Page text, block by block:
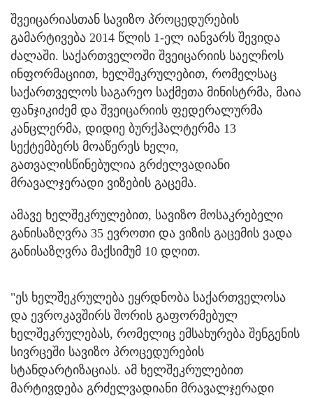
შვეიცარიასთან სავიზო პროცედურების
გამარტივება 2014 წლის 1-ელ იანვარს შევიდა
ძალაში. საქართველოში შვეიცარიის საელჩოს
ინფორმაციით, ხელშეკრულებით, რომელსაც
საქართველოს საგარეო საქმეთა მინისტრმა, მაია
ფანჯიკიძემ და შვეიცარიის ფედერალურმა
კანცლერმა, დიდიე ბურქჰალტერმა 13
სექტემბერს მოაწერეს ხელი,
გათვალისწინებულია გრძელვადიანი
მრავალჯერადი ვიზების გაცემა.
ამავე ხელშეკრულებით, სავიზო მოსაკრებელი
განისაზღვრა 35 ევროთი და ვიზის გაცემის ვადა
განისაზღვრა მაქსიმუმ 10 დღით.
"ეს ხელშეკრულება ეყრდნობა საქართველოსა
და ევროკავშირს შორის გაფორმებულ
ხელშეკრულებას, რომელიც ემსახურება შენგენის
სივრცეში სავიზო პროცედურების
სტანდარტიზაციას. ამ ხელშეკრულებით
მარტივდება გრძელვადიანი მრავალჯერადი